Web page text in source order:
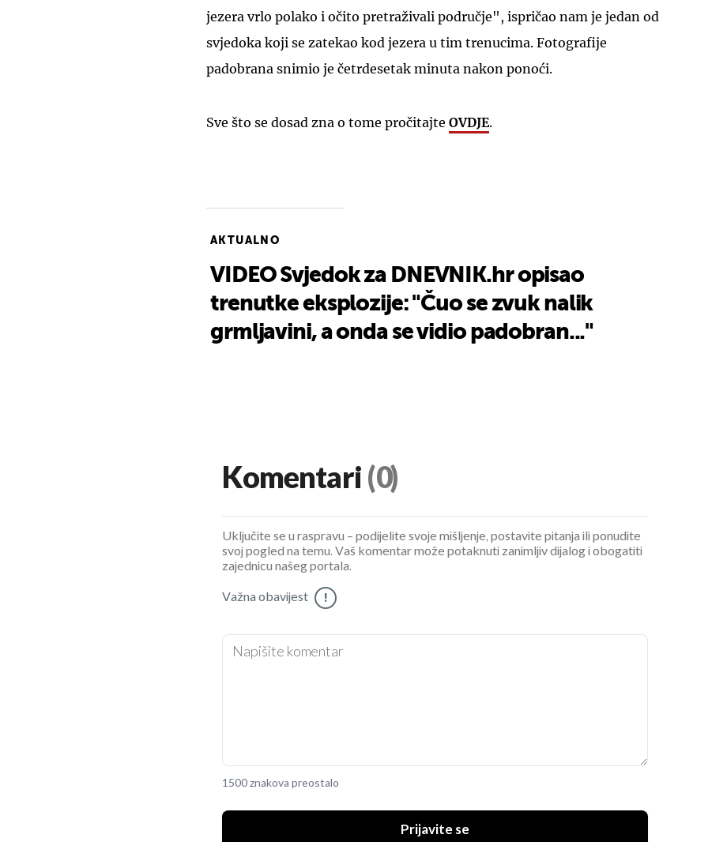
jezera vrlo polako i očito pretraživali područje", ispričao nam je jedan od
svjedoka koji se zatekao kod jezera u tim trenucima. Fotografije
padobrana snimio je četrdesetak minuta nakon ponoći.
Sve što se dosad zna o tome pročitajte OVDJE.
AKTUALNO
VIDEO Svjedok za DNEVNIK.hr opisao
trenutke eksplozije: "Čuo se zvuk nalik
grmljavini, a onda se vidio padobran..."
Komentari (0)
Uključite se u raspravu – podijelite svoje mišljenje, postavite pitanja ili ponudite
svoj pogled na temu. Vaš komentar može potaknuti zanimljiv dijalog i obogatiti
zajednicu našeg portala.
Važna obavijest !
1500 znakova preostalo
Prijavite se